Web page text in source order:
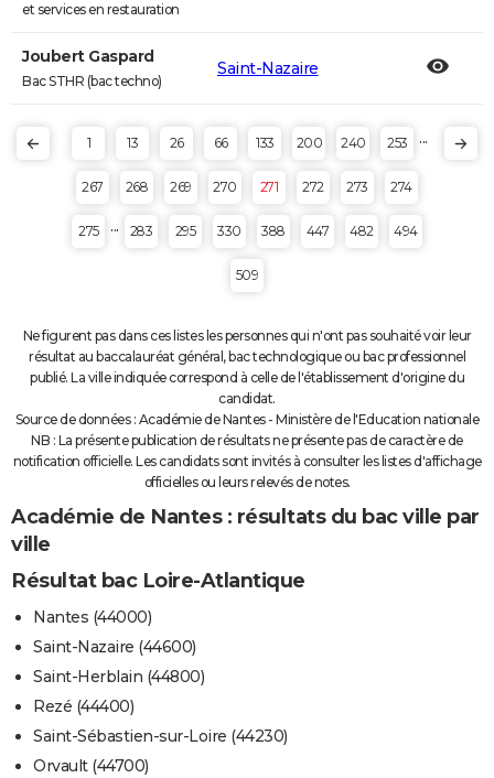
et services en restauration
Joubert Gaspard
Bac STHR (bac techno)
Saint-Nazaire
1 13 26 66 133 200 240 253 ...
267 268 269 270 271 272 273 274
275 ... 283 295 330 388 447 482 494
509
Ne figurent pas dans ces listes les personnes qui n'ont pas souhaité voir leur
résultat au baccalauréat général, bac technologique ou bac professionnel
publié. La ville indiquée correspond à celle de l'établissement d'origine du
candidat.
Source de données : Académie de Nantes - Ministère de l'Education nationale
NB : La présente publication de résultats ne présente pas de caractère de
notification officielle. Les candidats sont invités à consulter les listes d'affichage
officielles ou leurs relevés de notes.
Académie de Nantes : résultats du bac ville par
ville
Résultat bac Loire-Atlantique
Nantes (44000)
Saint-Nazaire (44600)
Saint-Herblain (44800)
Rezé (44400)
Saint-Sébastien-sur-Loire (44230)
Orvault (44700)